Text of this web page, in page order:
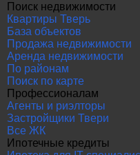
Поиск недвижимости
Квартиры Тверь
База объектов
Продажа недвижимости
Аренда недвижимости
По районам
Поиск по карте
Профессионалам
Агенты и риэлторы
Застройщики Твери
Все ЖК
Ипотечные кредиты